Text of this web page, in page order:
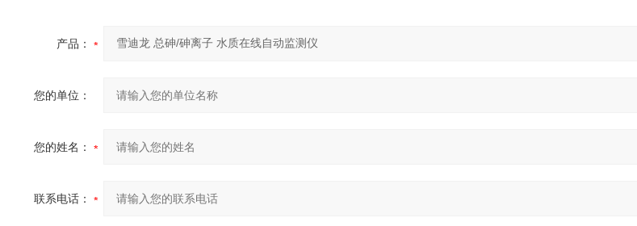
产品：
您的单位：
您的姓名：
联系电话：